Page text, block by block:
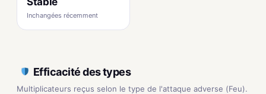
Inchangées récemment
Efficacité des types
Multiplicateurs reçus selon le type de l'attaque adverse (Feu).